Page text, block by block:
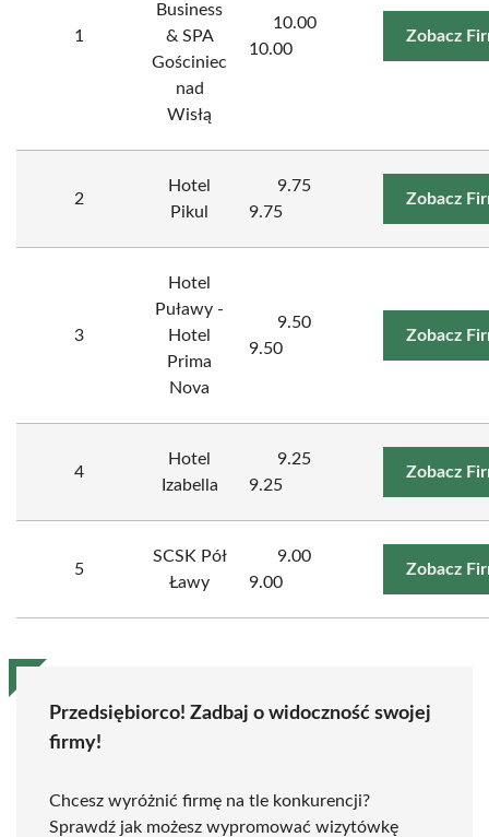
1
Business
& SPA
Gościniec
nad
Wisłą
10.00
10.00
Zobacz
2
Hotel
Pikul
9.75
9.75
Zobacz
3
Hotel
Puławy -
Hotel
Prima
Nova
9.50
9.50
Zobacz
4
Hotel
Izabella
9.25
9.25
Zobacz
5
SCSK Pół
Ławy
9.00
9.00
Zobacz
Przedsiębiorco! Zadbaj o widoczność swojej
firmy!
Chcesz wyróżnić firmę na tle konkurencji?
Sprawdź jak możesz wypromować wizytówkę